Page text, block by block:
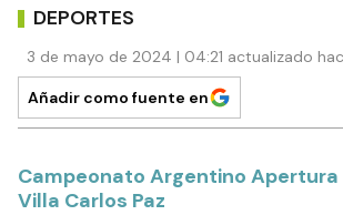
DEPORTES
3 de mayo de 2024 | 04:21 actualizado
Añadir como fuente en
Campeonato Argentino Apertura
Villa Carlos Paz